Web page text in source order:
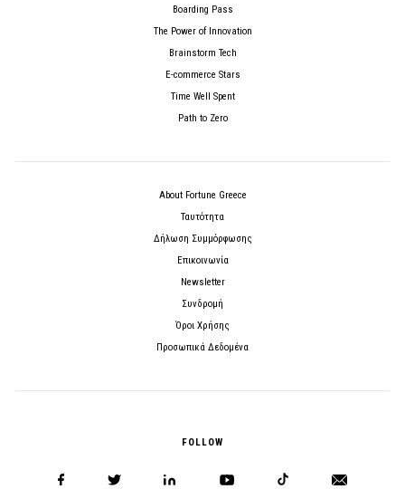
Boarding Pass
The Power of Innovation
Brainstorm Tech
E-commerce Stars
Time Well Spent
Path to Zero
About Fortune Greece
Ταυτότητα
Δήλωση Συμμόρφωσης
Επικοινωνία
Newsletter
Συνδρομή
Όροι Χρήσης
Προσωπικά Δεδομένα
FOLLOW